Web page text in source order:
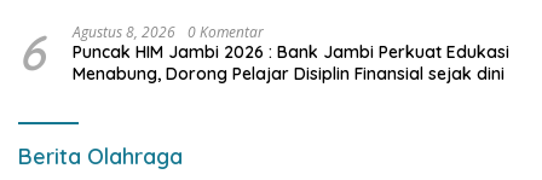
6 Agustus 8, 2026 0 Komentar
Puncak HIM Jambi 2026 : Bank Jambi Perkuat Edukasi
Menabung, Dorong Pelajar Disiplin Finansial sejak dini
Berita Olahraga